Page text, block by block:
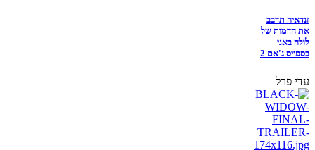
זנדאיה תדבב
את הדמות של
לולה באני
בספייס ג'אם 2
עדי פרל